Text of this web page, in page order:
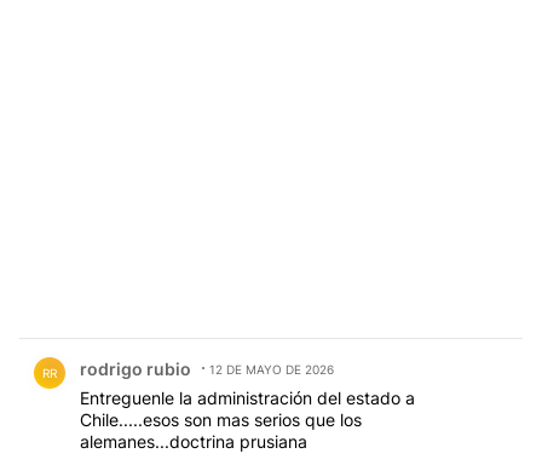
RR rodrigo rubio 12 DE MAYO DE 2026
Entreguenle la administración del estado a
Chile.....esos son mas serios que los
alemanes...doctrina prusiana